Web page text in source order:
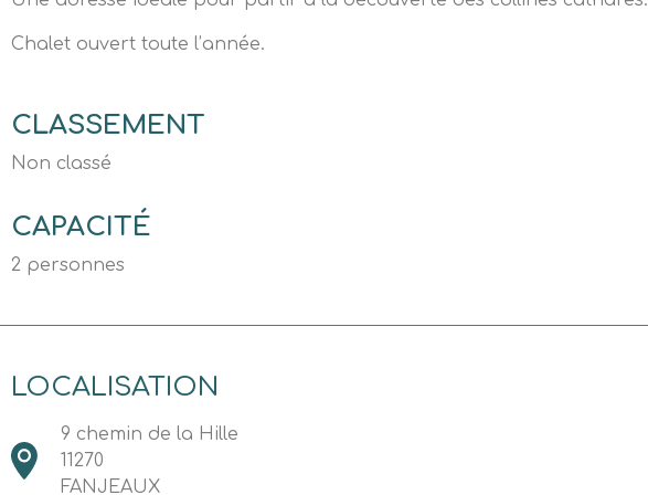
Chalet ouvert toute l’année.
CLASSEMENT
Non classé
CAPACITÉ
2 personnes
LOCALISATION
9 chemin de la Hille
11270
FANJEAUX